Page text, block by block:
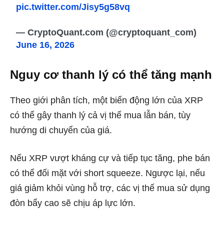
pic.twitter.com/Jisy5g58vq
— CryptoQuant.com (@cryptoquant_com)
June 16, 2026
Nguy cơ thanh lý có thể tăng mạnh
Theo giới phân tích, một biến động lớn của XRP
có thể gây thanh lý cả vị thế mua lẫn bán, tùy
hướng di chuyển của giá.
Nếu XRP vượt kháng cự và tiếp tục tăng, phe bán
có thể đối mặt với short squeeze. Ngược lại, nếu
giá giảm khỏi vùng hỗ trợ, các vị thế mua sử dụng
đòn bẩy cao sẽ chịu áp lực lớn.